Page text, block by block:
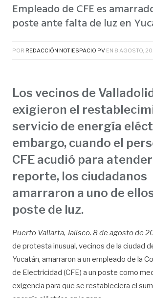
Empleado de CFE es
poste ante falta de luz en
POR REDACCIÓN NOTIESPACIO PV EN 8 AGOSTO,
Los vecinos de
exigieron el
servicio de energía
embargo, cuando el
CFE acudió para
reporte, los ciudadanos
amarraron a uno de
poste de luz.
Puerto Vallarta, Jalisco. 8 de agosto de
de protesta inusual, vecinos de la ciudad
Yucatán, amarraron a un empleado de la
de Electricidad (CFE) a un poste como
exigencia para que se restableciera el